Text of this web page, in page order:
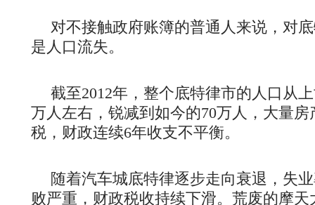
对不接触政府账簿的普通人来说，对
是人口流失。
截至2012年，整个底特律市的人口从
万人左右，锐减到如今的70万人，大量
税，财政连续6年收支不平衡。
随着汽车城底特律逐步走向衰退，失
败严重，财政税收持续下滑。荒废的摩